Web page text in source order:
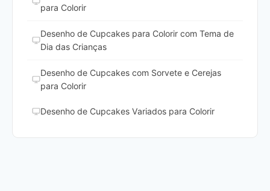
para Colorir
Desenho de Cupcakes para Colorir com Tema de
Dia das Crianças
Desenho de Cupcakes com Sorvete e Cerejas
para Colorir
Desenho de Cupcakes Variados para Colorir